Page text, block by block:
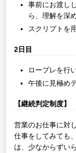
事前にお渡し
ら、理解を深
スクリプトを
2日目
ロープレを行
午後に見極め
【継続判定制度】
営業のお仕事に対
仕事をしてみても
は、少なからずい